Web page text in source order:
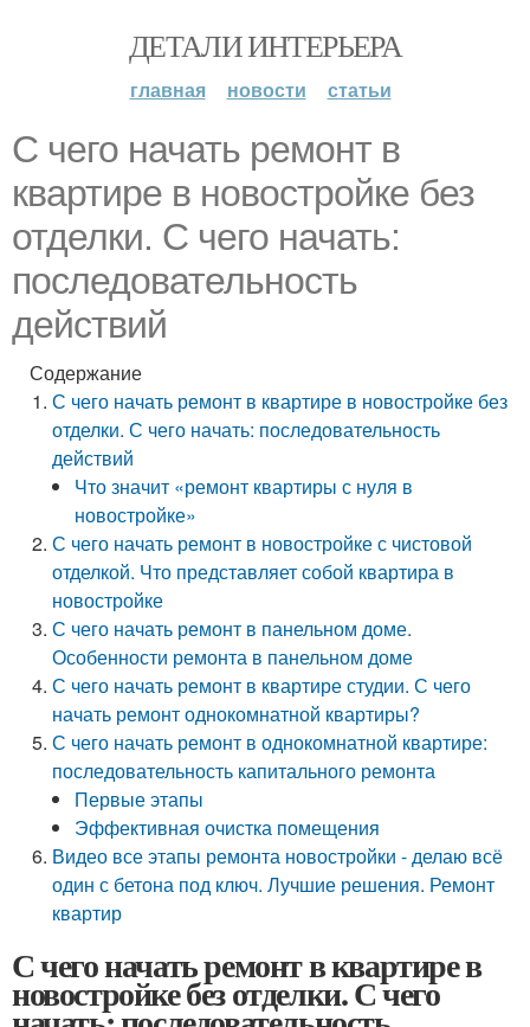
ДЕТАЛИ ИНТЕРЬЕРА
главная новости статьи
С чего начать ремонт в
квартире в новостройке без
отделки. С чего начать:
последовательность
действий
Содержание
С чего начать ремонт в квартире в новостройке без
отделки. С чего начать: последовательность
действий
Что значит «ремонт квартиры с нуля в
новостройке»
С чего начать ремонт в новостройке с чистовой
отделкой. Что представляет собой квартира в
новостройке
С чего начать ремонт в панельном доме.
Особенности ремонта в панельном доме
С чего начать ремонт в квартире студии. С чего
начать ремонт однокомнатной квартиры?
С чего начать ремонт в однокомнатной квартире:
последовательность капитального ремонта
Первые этапы
Эффективная очистка помещения
Видео все этапы ремонта новостройки - делаю всё
один с бетона под ключ. Лучшие решения. Ремонт
квартир
С чего начать ремонт в квартире в
новостройке без отделки. С чего